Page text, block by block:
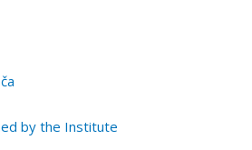
by the Institute